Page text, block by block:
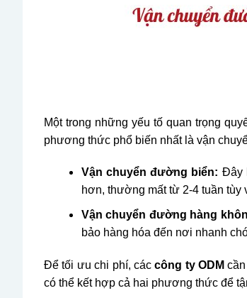
Một trong những yếu tố quan trọng
phương thức phổ biến nhất là vận
Vận chuyển đường biển: Đây
hơn, thường mất từ 2-4 tuần tùy
Vận chuyển đường hàng
bảo hàng hóa đến nơi nhanh
Để tối ưu chi phí, cáccông ty ODM
có thể kết hợp cả hai phương thức để